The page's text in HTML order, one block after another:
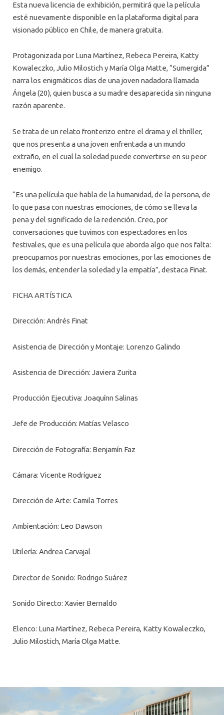
Esta nueva licencia de exhibición, permitirá que la película
esté nuevamente disponible en la plataforma digital para
visionado público en Chile, de manera gratuita.
Protagonizada por Luna Martínez, Rebeca Pereira, Katty
Kowaleczko, Julio Milostich y María Olga Matte, “Sumergida”
narra los enigmáticos días de una joven nadadora llamada
Ángela (20), quien busca a su madre desaparecida sin ninguna
razón aparente.
Se trata de un relato fronterizo entre el drama y el thriller,
que nos presenta a una joven enfrentada a un mundo
extraño, en el cual la soledad puede convertirse en su peor
enemigo.
“Es una película que habla de la humanidad, de la persona, de
lo que pasa con nuestras emociones, de cómo se lleva la
pena y del significado de la redención. Creo, por
conversaciones que tuvimos con espectadores en los
festivales, que es una película que aborda algo que nos falta:
preocuparnos por nuestras emociones, por las emociones de
los demás, entender la soledad y la empatía”, destaca Finat.
FICHA ARTÍSTICA
Dirección: Andrés Finat
Asistencia de Dirección y Montaje: Lorenzo Galindo
Asistencia de Dirección: Javiera Zurita
Producción Ejecutiva: Joaquínn Salinas
Jefe de Producción: Matías Velasco
Dirección de Fotografía: Benjamín Faz
Cámara: Vicente Rodríguez
Dirección de Arte: Camila Torres
Ambientación: Leo Dawson
Utilería: Andrea Carvajal
Director de Sonido: Rodrigo Suárez
Sonido Directo: Xavier Bernaldo
Elenco: Luna Martínez, Rebeca Pereira, Katty Kowaleczko,
Julio Milostich, María Olga Matte.